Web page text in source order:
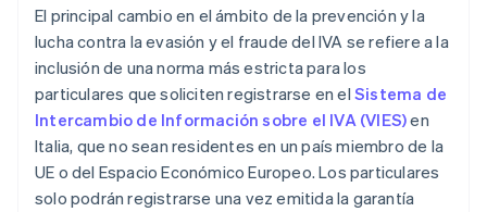
El principal cambio en el ámbito de la prevención y la
lucha contra la evasión y el fraude del IVA se refiere a la
inclusión de una norma más estricta para los
particulares que soliciten registrarse en el Sistema de
Intercambio de Información sobre el IVA (VIES)en
Italia, que no sean residentes en un país miembro de la
UE o del Espacio Económico Europeo. Los particulares
solo podrán registrarse una vez emitida la garantía